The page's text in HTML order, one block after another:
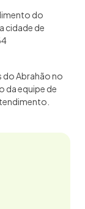
do
cidade de
do Abrahão no
da equipe de